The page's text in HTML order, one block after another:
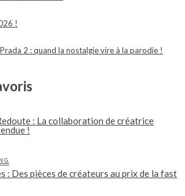
!
2 : quand la nostalgie vire à la parodie !
: La collaboration de créatrice
!
: Des pièces de créateurs au prix de la fast